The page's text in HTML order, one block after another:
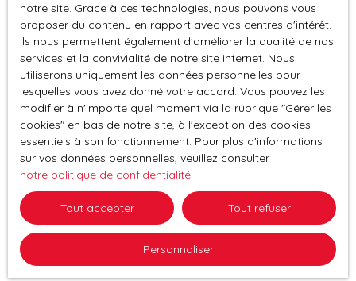
notre site. Grace à ces technologies, nous pouvons vous
proposer du contenu en rapport avec vos centres d'intérêt.
Ils nous permettent également d'améliorer la qualité de nos
services et la convivialité de notre site internet. Nous
utiliserons uniquement les données personnelles pour
lesquelles vous avez donné votre accord. Vous pouvez les
modifier à n'importe quel moment via la rubrique ″Gérer les
cookies″ en bas de notre site, à l'exception des cookies
essentiels à son fonctionnement. Pour plus d'informations
sur vos données personnelles, veuillez consulter
notre politique de confidentialité.
Tout accepter Tout refuser
Personnaliser